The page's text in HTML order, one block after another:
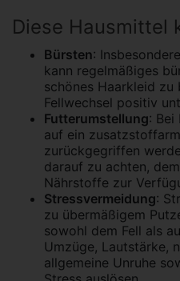
Diese Hausmittel
Bürsten:
kann regelmäßiges
schönes Haarkleid zu
Fellwechsel positiv
Futterumstellung: Bei
auf ein
zurückgegriffen
darauf zu achten,
Nährstoffe zur
Stressvermeidung:
zu übermäßigem
sowohl dem Fell als
Umzüge, Lautstärke,
allgemeine Unruhe